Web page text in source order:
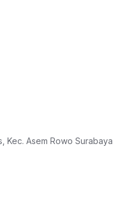
Kec. Asem Rowo Surabaya